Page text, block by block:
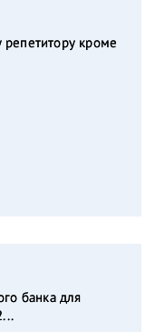
кроме
банка для